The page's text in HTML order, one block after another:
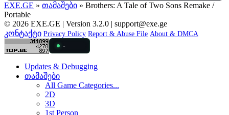
EXE.GE » თამაშები » Brothers: A Tale of Two Sons Remake /
Portable
© 2026 EXE.GE | Version 3.2.0 | support@exe.ge
კონტაქტი Privacy Policy Report & Abuse File About & DMCA
-
Updates & Debugging
თამაშები
All Game Categories...
2D
3D
1st Person